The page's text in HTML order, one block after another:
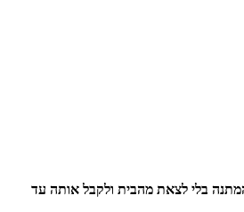
בלי לצאת מהבית ולקבל אותה עד